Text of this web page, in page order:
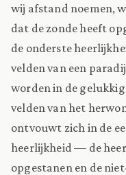
wij afstand noemen,
dat de zonde heeft
de onderste
velden van een
worden in de
velden van het
ontvouwt zich in de
heerlijkheid — de
opgestanen en de